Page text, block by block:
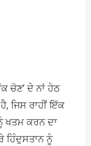
ਚੋਣ’ ਦੇ ਨਾਂ ਹੇਠ
ਜਿਸ ਰਾਹੀਂ ਇੱਕ
ਖਤਮ ਕਰਨ ਦਾ
ਹਿੰਦੁਸਤਾਨ ਨੂੰ